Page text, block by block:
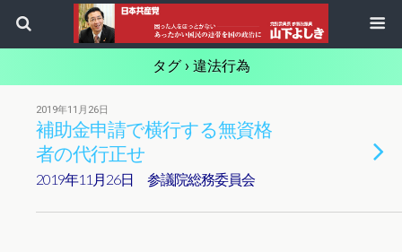
タグ › 違法行為
2019年11月26日
補助金申請で横行する無資格
者の代行正せ
2019年11月26日 参議院総務委員会